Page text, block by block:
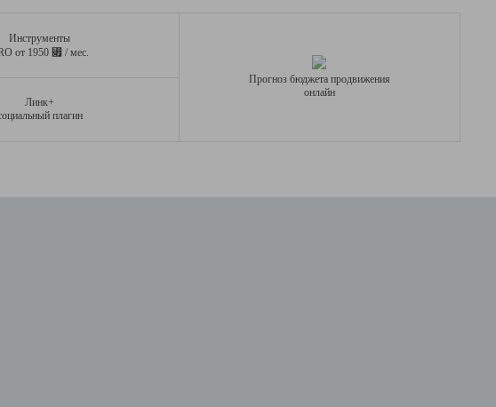
Инструменты
от 1950 ⃏ / мес.
Линк+
плагин
Прогноз бюджета продвижения
онлайн